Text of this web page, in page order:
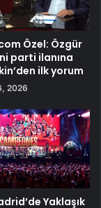
Özel: Özgür
parti ilanına
ilk yorum
2026
Yaklaşık